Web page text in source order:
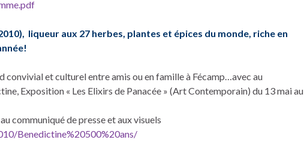
liqueur aux 27 herbes, plantes et épices du monde, riche en
convivial et culturel entre amis ou en famille à Fécamp…avec au
Exposition « Les Elixirs de Panacée » (Art Contemporain) du 13 mai au
communiqué de presse et aux visuels
Benedictine%20500%20ans/